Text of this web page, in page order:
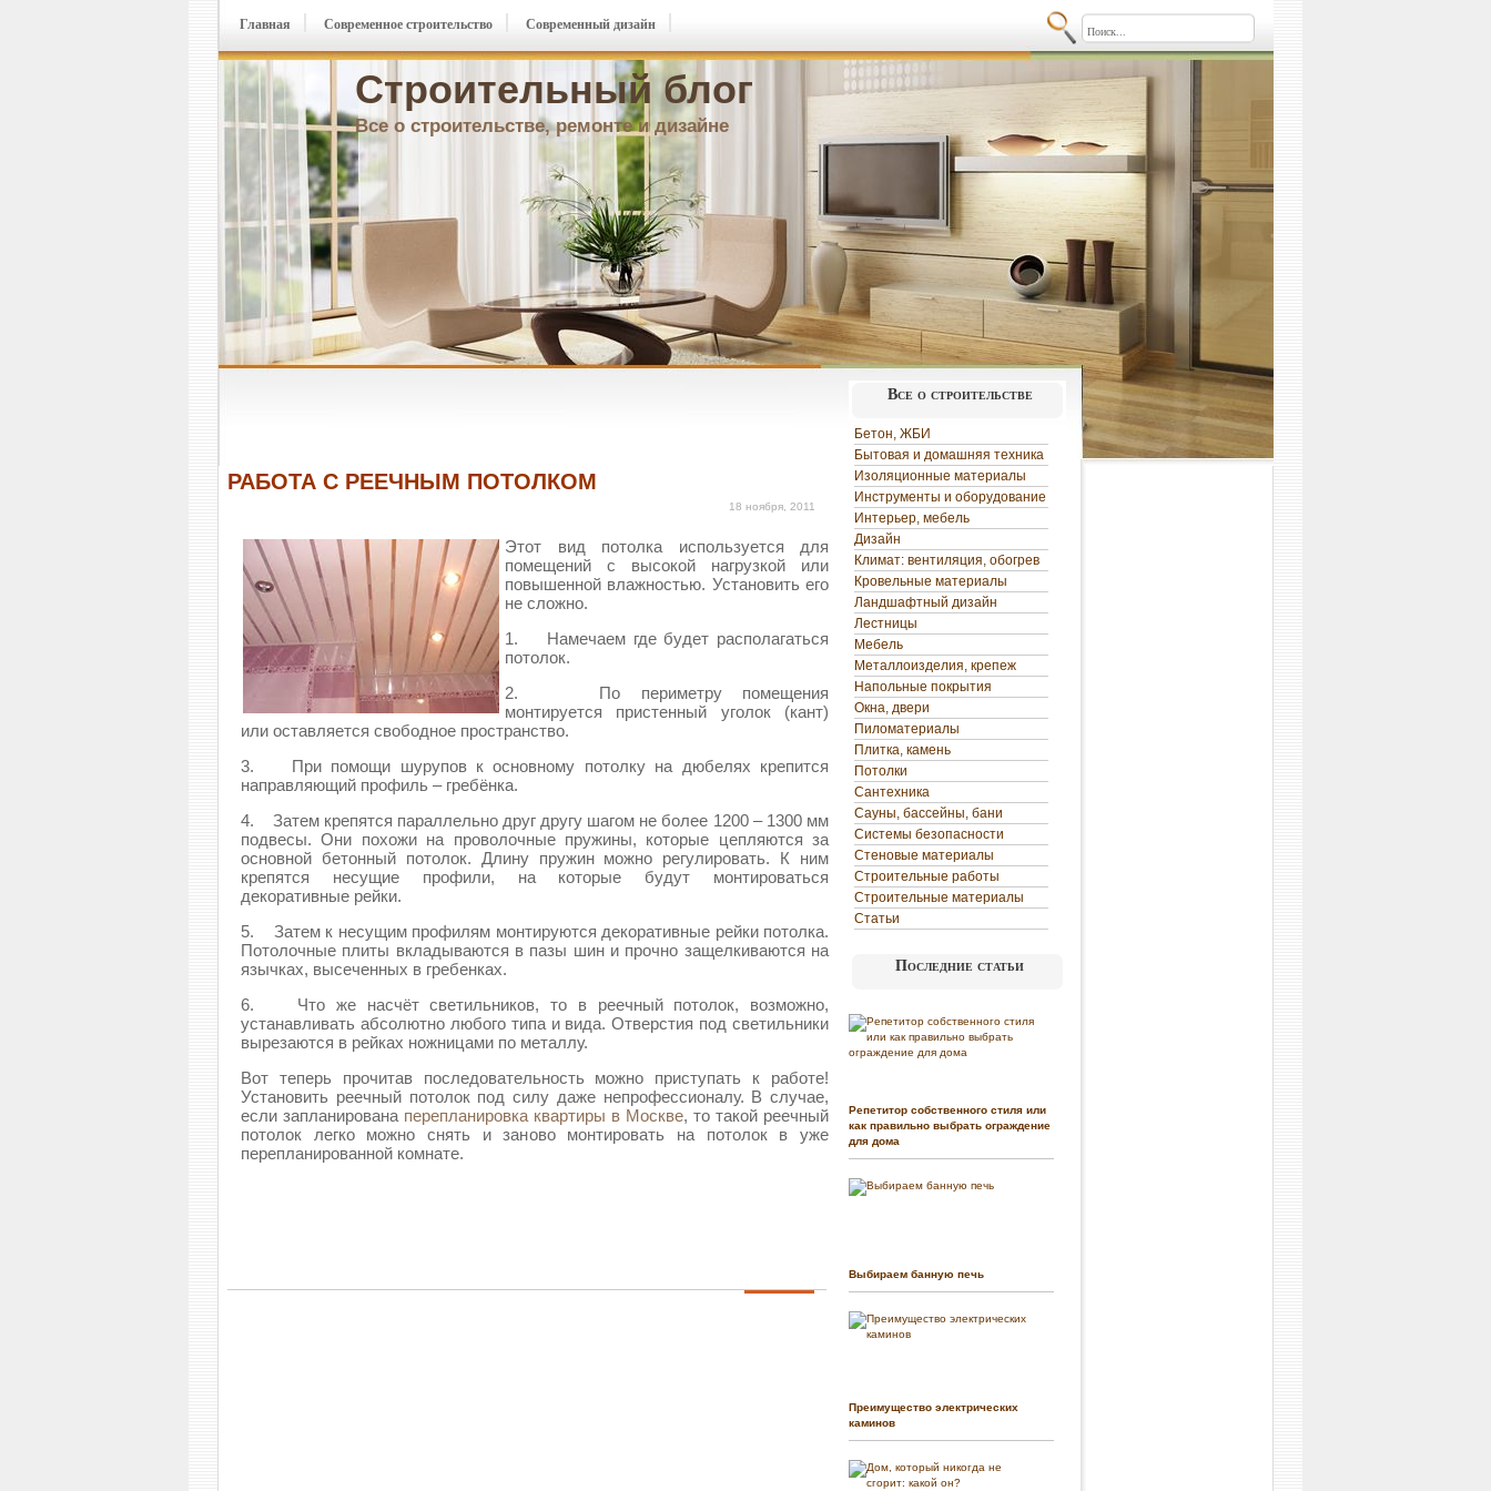
Строительный блог
Все о строительстве, ремонте и дизайне
Главная Современное строительство Современный дизайн
РАБОТА С РЕЕЧНЫМ ПОТОЛКОМ
18 ноября, 2011
Этот вид потолка используется для
помещений с высокой нагрузкой или
повышенной влажностью. Установить его
не сложно.
1. Намечаем где будет располагаться
потолок.
2. По периметру помещения
монтируется пристенный уголок (кант)
или оставляется свободное пространство.
3. При помощи шурупов к основному потолку на дюбелях крепится
направляющий профиль – гребёнка.
4. Затем крепятся параллельно друг другу шагом не более 1200 – 1300 мм
подвесы. Они похожи на проволочные пружины, которые цепляются за
основной бетонный потолок. Длину пружин можно регулировать. К ним
крепятся несущие профили, на которые будут монтироваться
декоративные рейки.
5. Затем к несущим профилям монтируются декоративные рейки потолка.
Потолочные плиты вкладываются в пазы шин и прочно защелкиваются на
язычках, высеченных в гребенках.
6. Что же насчёт светильников, то в реечный потолок, возможно,
устанавливать абсолютно любого типа и вида. Отверстия под светильники
вырезаются в рейках ножницами по металлу.
Вот теперь прочитав последовательность можно приступать к работе!
Установить реечный потолок под силу даже непрофессионалу. В случае,
если запланирована перепланировка квартиры в Москве, то такой реечный
потолок легко можно снять и заново монтировать на потолок в уже
перепланированной комнате.
Все о строительстве
Бетон, ЖБИ
Бытовая и домашняя техника
Изоляционные материалы
Инструменты и оборудование
Интерьер, мебель
Дизайн
Климат: вентиляция, обогрев
Кровельные материалы
Ландшафтный дизайн
Лестницы
Мебель
Металлоизделия, крепеж
Напольные покрытия
Окна, двери
Пиломатериалы
Плитка, камень
Потолки
Сантехника
Сауны, бассейны, бани
Системы безопасности
Стеновые материалы
Строительные работы
Строительные материалы
Статьи
Последние статьи
Репетитор собственного стиля или
как правильно выбрать ограждение
для дома
Выбираем банную печь
Преимущество электрических
каминов